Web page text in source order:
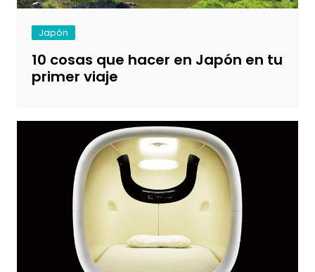
Japón
10 cosas que hacer en Japón en tu
primer viaje